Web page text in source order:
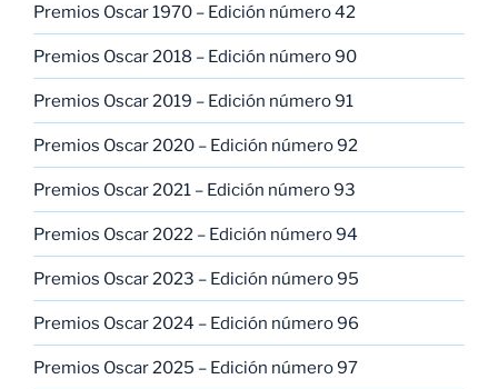
Premios Oscar 1970 – Edición número 42
Premios Oscar 2018 – Edición número 90
Premios Oscar 2019 – Edición número 91
Premios Oscar 2020 – Edición número 92
Premios Oscar 2021 – Edición número 93
Premios Oscar 2022 – Edición número 94
Premios Oscar 2023 – Edición número 95
Premios Oscar 2024 – Edición número 96
Premios Oscar 2025 – Edición número 97